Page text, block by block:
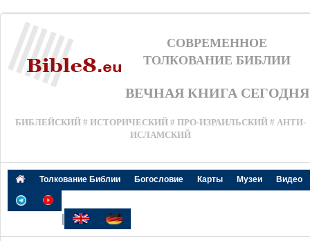
СОВРЕМЕННОЕ
ТОЛКОВАНИЕ БИБЛИИ
ВЕЧНАЯ КНИГА СЕГОДНЯ
БИБЛЕЙСКИЙ # ИСТОРИЧЕСКИЙ # ПРО-ИЗРАИЛЬСКИЙ # АНТИ-
ИСЛАМСКИЙ
Толкование Библии Богословие Карты Музеи Видео
|